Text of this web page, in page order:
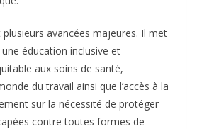
avancées majeures. Il met
éducation inclusive et
aux soins de santé,
du travail ainsi que l’accès à la
sur la nécessité de protéger
contre toutes formes de